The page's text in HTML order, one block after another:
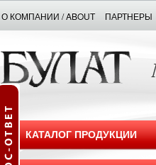
О КОМПАНИИ / ABOUT ПАРТНЕРЫ
КАТАЛОГ ПРОДУКЦИИ